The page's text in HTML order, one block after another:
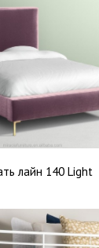
лайн 140 Light